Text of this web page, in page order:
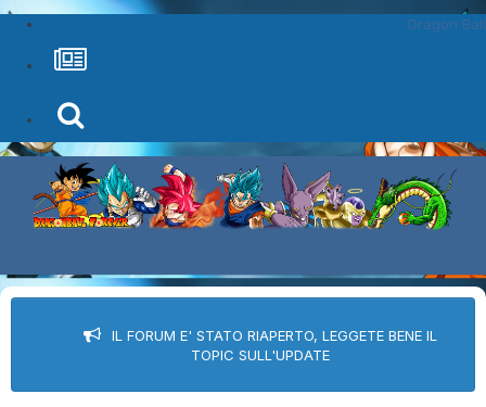
Dragon Ball
IL FORUM E' STATO RIAPERTO, LEGGETE BENE IL
TOPIC SULL'UPDATE